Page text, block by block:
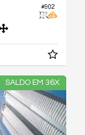
#902
SALDO EM 36X